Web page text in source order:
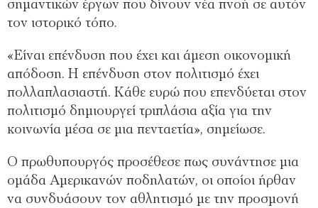
σημαντικών έργων που δίνουν νέα πνοή σε αυτόν
τον ιστορικό τόπο.
«Είναι επένδυση που έχει και άμεση οικονομική
απόδοση. Η επένδυση στον πολιτισμό έχει
πολλαπλασιαστή. Κάθε ευρώ που επενδύεται στον
πολιτισμό δημιουργεί τριπλάσια αξία για την
κοινωνία μέσα σε μια πενταετία», σημείωσε.
Ο πρωθυπουργός προσέθεσε πως συνάντησε μια
ομάδα Αμερικανών ποδηλατών, οι οποίοι ήρθαν
να συνδυάσουν τον αθλητισμό με την προσμονή